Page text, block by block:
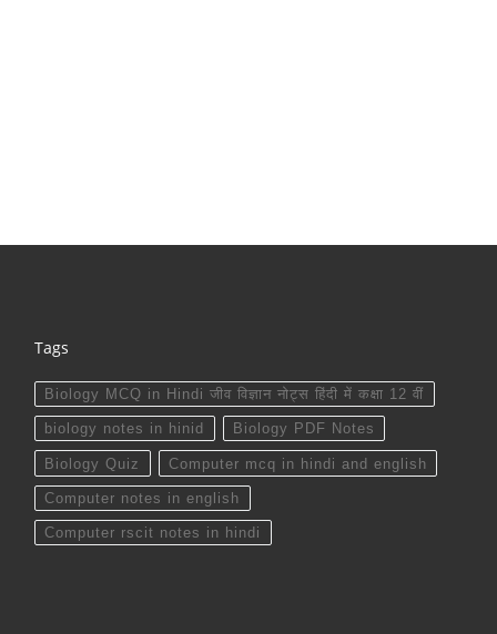
Tags
Biology MCQ in Hindi जीव विज्ञान नोट्स हिंदी में कक्षा 12 वीं
biology notes in hinid Biology PDF Notes
Biology Quiz Computer mcq in hindi and english
Computer notes in english
Computer rscit notes in hindi